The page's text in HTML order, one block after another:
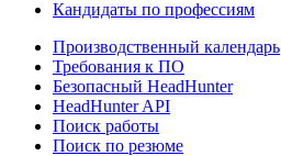
Кандидаты по профессиям
Производственный календарь
Требования к ПО
Безопасный HeadHunter
HeadHunter API
Поиск работы
Поиск по резюме